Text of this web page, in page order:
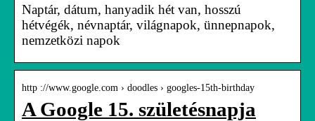
Naptár, dátum, hanyadik hét van, hosszú
hétvégék, névnaptár, világnapok, ünnepnapok,
nemzetközi napok
http ://www.google.com › doodles › googles-15th-birthday
A Google 15. születésnapja